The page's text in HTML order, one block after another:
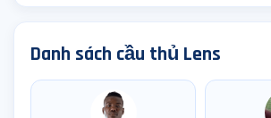
Danh sách cầu thủ Lens